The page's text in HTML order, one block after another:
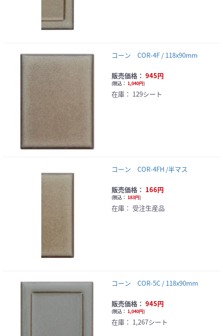
コーン COR-4F / 118x90mm
販売価格： 945円
(税込： 1,040円)
在庫： 129シート
コーン COR-4FH /半マス
販売価格： 166円
(税込： 183円)
在庫： 受注生産品
コーン COR-5C / 118x90mm
販売価格： 945円
(税込： 1,040円)
在庫： 1,267シート